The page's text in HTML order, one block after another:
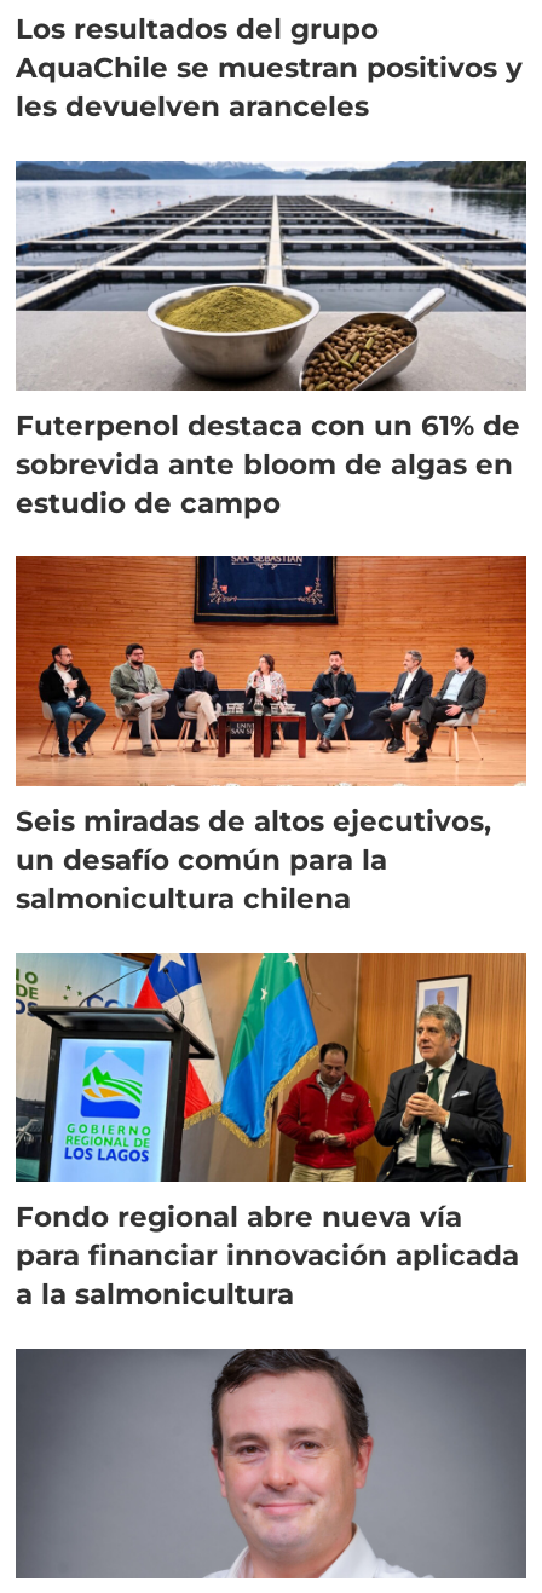
Los resultados del grupo
AquaChile se muestran positivos y
les devuelven aranceles
Futerpenol destaca con un 61% de
sobrevida ante bloom de algas en
estudio de campo
Seis miradas de altos ejecutivos,
un desafío común para la
salmonicultura chilena
Fondo regional abre nueva vía
para financiar innovación aplicada
a la salmonicultura